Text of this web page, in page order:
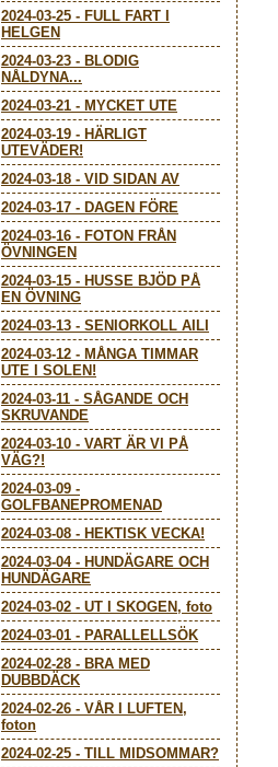
2024-03-25 - FULL FART I
HELGEN
2024-03-23 - BLODIG
NÅLDYNA...
2024-03-21 - MYCKET UTE
2024-03-19 - HÄRLIGT
UTEVÄDER!
2024-03-18 - VID SIDAN AV
2024-03-17 - DAGEN FÖRE
2024-03-16 - FOTON FRÅN
ÖVNINGEN
2024-03-15 - HUSSE BJÖD PÅ
EN ÖVNING
2024-03-13 - SENIORKOLL AILI
2024-03-12 - MÅNGA TIMMAR
UTE I SOLEN!
2024-03-11 - SÅGANDE OCH
SKRUVANDE
2024-03-10 - VART ÄR VI PÅ
VÄG?!
2024-03-09 -
GOLFBANEPROMENAD
2024-03-08 - HEKTISK VECKA!
2024-03-04- HUNDÄGARE OCH
HUNDÄGARE
2024-03-02 - UT I SKOGEN, foto
2024-03-01 - PARALLELLSÖK
2024-02-28 - BRA MED
DUBBDÄCK
2024-02-26 - VÅR I LUFTEN,
foton
2024-02-25 - TILL MIDSOMMAR?